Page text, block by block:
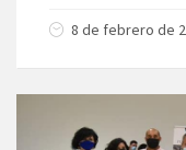
8 de febrero de